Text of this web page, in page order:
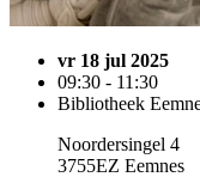
vr 18 jul 2025
09:30 - 11:30
Bibliotheek
Noordersingel 4
3755EZ Eemnes